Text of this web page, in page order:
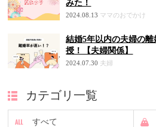
みた！
2024.08.13 ママのおでかけ
結婚5年以内の夫婦の
授！【夫婦関係】
2024.07.30 夫婦
カテゴリ一覧
すべて